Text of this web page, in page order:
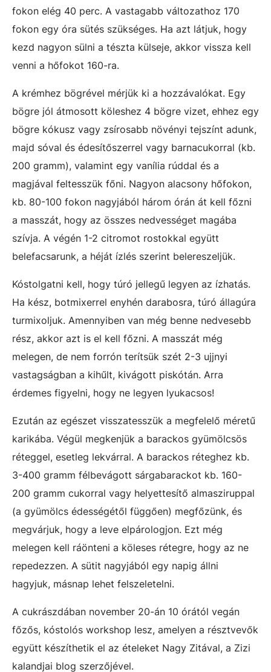
fokon elég 40 perc. A vastagabb változathoz 170
fokon egy óra sütés szükséges. Ha azt látjuk, hogy
kezd nagyon sülni a tészta külseje, akkor vissza kell
venni a hőfokot 160-ra.
A krémhez bögrével mérjük ki a hozzávalókat. Egy
bögre jól átmosott köleshez 4 bögre vizet, ehhez egy
bögre kókusz vagy zsírosabb növényi tejszínt adunk,
majd sóval és édesítőszerrel vagy barnacukorral (kb.
200 gramm), valamint egy vanília rúddal és a
magjával feltesszük főni. Nagyon alacsony hőfokon,
kb. 80-100 fokon nagyjából három órán át kell főzni
a masszát, hogy az összes nedvességet magába
szívja. A végén 1-2 citromot rostokkal együtt
belefacsarunk, a héját ízlés szerint belereszeljük.
Kóstolgatni kell, hogy túró jellegű legyen az ízhatás.
Ha kész, botmixerrel enyhén darabosra, túró állagúra
turmixoljuk. Amennyiben van még benne nedvesebb
rész, akkor azt is el kell főzni. A masszát még
melegen, de nem forrón terítsük szét 2-3 ujjnyi
vastagságban a kihűlt, kivágott piskótán. Arra
érdemes figyelni, hogy ne legyen lyukacsos!
Ezután az egészet visszatesszük a megfelelő méretű
karikába. Végül megkenjük a barackos gyümölcsös
réteggel, esetleg lekvárral. A barackos réteghez kb.
3-400 gramm félbevágott sárgabarackot kb. 160-
200 gramm cukorral vagy helyettesítő almasziruppal
(a gyümölcs édességétől függően) megfőzünk, és
megvárjuk, hogy a leve elpárologjon. Ezt még
melegen kell ráönteni a köleses rétegre, hogy az ne
repedezzen. A sütit nagyjából egy napig állni
hagyjuk, másnap lehet felszeletelni.
A cukrászdában november 20-án 10 órától vegán
főzős, kóstolós workshop lesz, amelyen a résztvevők
együtt készíthetik el az ételeket Nagy Zitával, a Zizi
kalandjai blog szerzőjével.